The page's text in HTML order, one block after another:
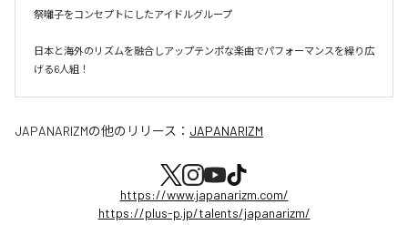
祭囃子をコンセプトにしたアイドルグループ
日本と海外のリズムを融合しアップテンポな楽曲でパフォーマンスを繰り広
げる6人組！
JAPANARIZMの他のリリース： JAPANARIZM
https://www.japanarizm.com/
https://plus-p.jp/talents/japanarizm/